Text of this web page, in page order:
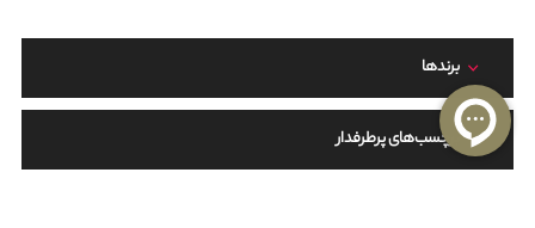
برند‌ها
برچسب‌های پرطرفدار